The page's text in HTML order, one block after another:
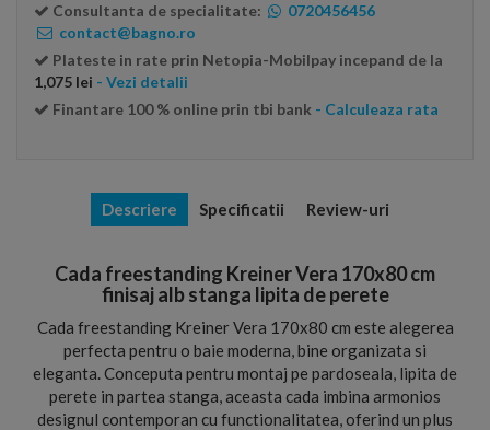
Consultanta de specialitate:
0720456456
contact@bagno.ro
Plateste in rate prin Netopia-Mobilpay incepand de la
1,075 lei - Vezi detalii
Finantare 100 % online prin tbi bank - Calculeaza rata
Descriere Specificatii Review-uri
Cada freestanding Kreiner Vera 170x80 cm
finisaj alb stanga lipita de perete
Cada freestanding Kreiner Vera 170x80 cm este alegerea
perfecta pentru o baie moderna, bine organizata si
eleganta. Conceputa pentru montaj pe pardoseala, lipita de
perete in partea stanga, aceasta cada imbina armonios
designul contemporan cu functionalitatea, oferind un plus